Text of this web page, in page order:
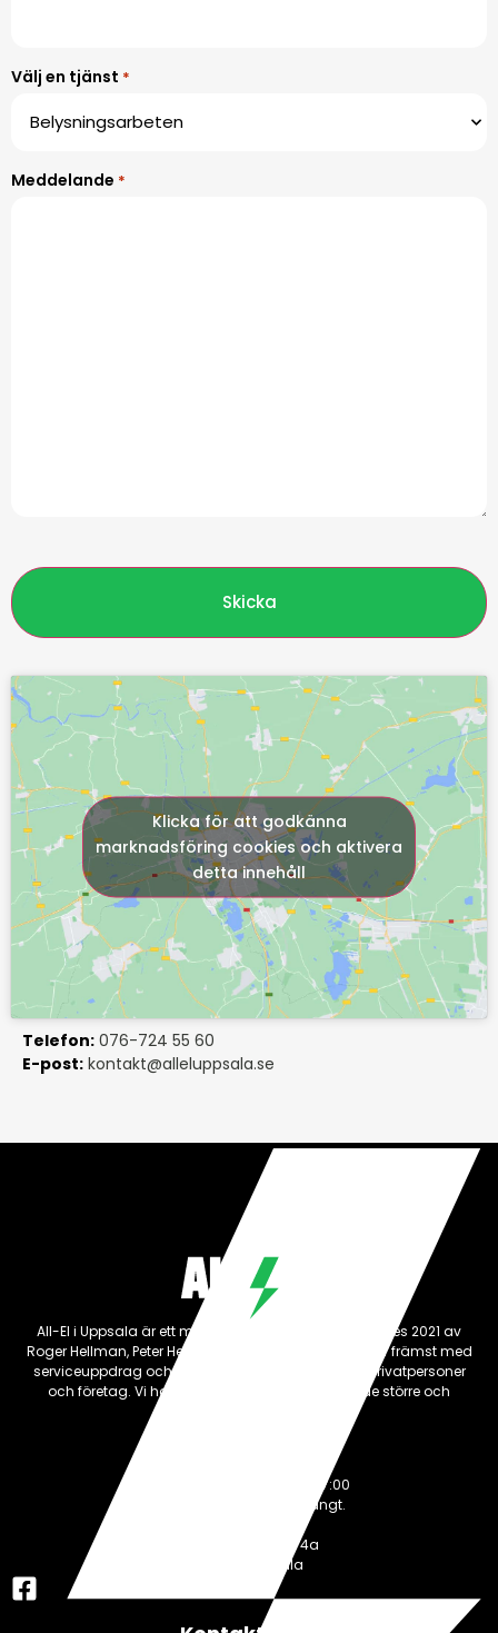
Klicka för att godkänna
marknadsföring cookies och aktivera
detta innehåll
Telefon: 076-724 55 60
E-post: kontakt@alleluppsala.se
Välj en tjänst *
Meddelande *
All-El i Uppsala är ett mindre elföretag som grundades 2021 av
Roger Hellman, Peter Hedin och Max Uddén. Vi arbetar främst med
serviceuppdrag och lokalanpassningar åt både privatpersoner
och företag. Vi har en bred erfarenhet inom både större och
Måndag-Fredag: 07:00-17:00
Under helger håller vi stängt.
Palmbladsgatan 4a
754 50 Uppsala